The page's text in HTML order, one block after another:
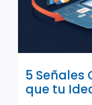
5 Señales
que tu